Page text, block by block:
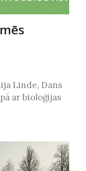
Linde, Dans
ar bioloģijas